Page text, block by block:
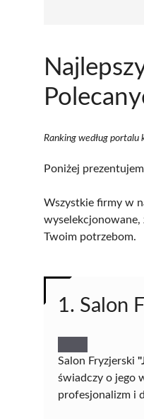
Ranking według
Poniżej
Wszystkie firmy w
wyselekcjonowane,
Twoim potrzebom.
1. Salon
Salon Fryzjerski
świadczy o jego
profesjonalizm i